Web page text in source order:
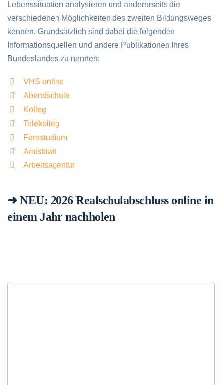
Lebenssituation analysieren und andererseits die
verschiedenen Möglichkeiten des zweiten Bildungsweges
kennen. Grundsätzlich sind dabei die folgenden
Informationsquellen und andere Publikationen Ihres
Bundeslandes zu nennen:
VHS online
Abendschule
Kolleg
Telekolleg
Fernstudium
Amtsblatt
Arbeitsagentur
➜ NEU: 2026Realschulabschluss online in
einem Jahr nachholen